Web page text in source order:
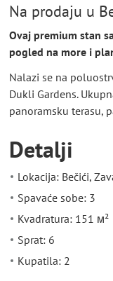
Na prodaju u
Ovaj premium stan
pogled na more i
Nalazi se na
Dukli Gardens.
panoramsku terasu,
Detalji
Lokacija: Bečići,
Spavaće sobe: 3
Kvadratura: 151 м²
Sprat: 6
Kupatila: 2